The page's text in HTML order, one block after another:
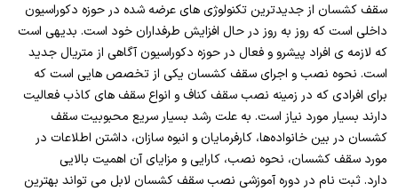
سقف کشسان از جدیدترین تکنولوژی های عرضه شده در حوزه دکوراسیون
داخلی است که روز به روز در حال افزایش طرفداران خود است. بدیهی است
که لازمه ی افراد پیشرو و فعال در حوزه دکوراسیون آگاهی از متریال جدید
است. نحوه نصب و اجرای سقف کشسان یکی از تخصص هایی است که
برای افرادی که در زمینه نصب سقف کناف و انواع سقف های کاذب فعالیت
دارند بسیار مورد نیاز است. به علت رشد بسیار سریع محبوبیت سقف
کشسان در بین خانواده‌ها، کارفرمایان و انبوه سازان، داشتن اطلاعات در
مورد سقف کشسان، نحوه نصب، کارایی و مزایای آن اهمیت بالایی
دارد. ثبت نام در دوره آموزشی نصب سقف کشسان لابل می تواند بهترین